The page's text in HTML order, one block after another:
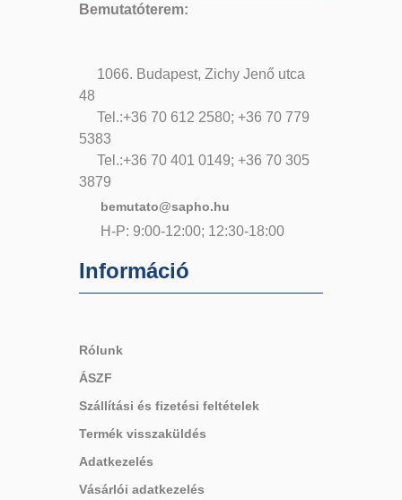
Bemutatóterem:
1066. Budapest, Zichy Jenő utca
48
Tel.:+36 70 612 2580; +36 70 779
5383
Tel.:+36 70 401 0149; +36 70 305
3879
bemutato@sapho.hu
H-P: 9:00-12:00; 12:30-18:00
Információ
Rólunk
ÁSZF
Szállítási és fizetési feltételek
Termék visszaküldés
Adatkezelés
Vásárlói adatkezelés